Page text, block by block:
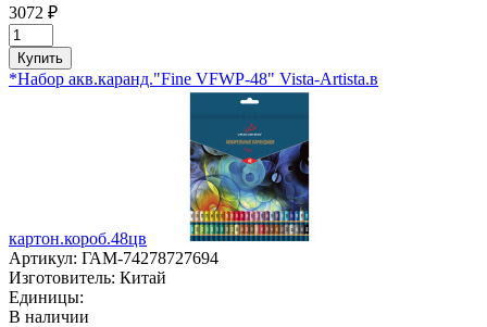
3072 ₽
Купить
*Набор акв.каранд."Fine VFWP-48" Vista-Artista.в
картон.короб.48цв
Артикул: ГАМ-74278727694
Изготовитель: Китай
Единицы:
В наличии